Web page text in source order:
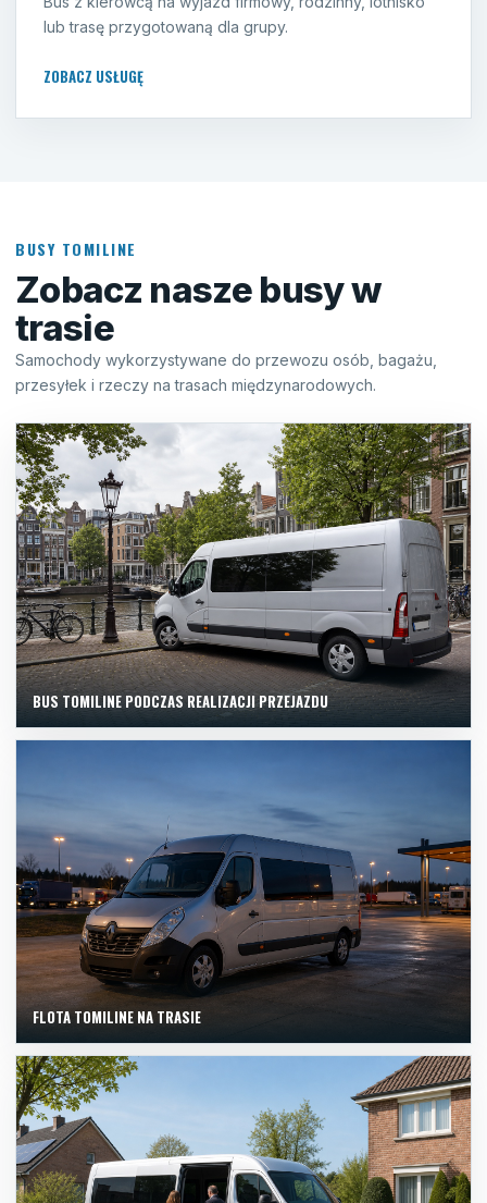
lub trasę przygotowaną dla grupy.
ZOBACZ USŁUGĘ
BUSY TOMILINE
Zobacz nasze busy w
trasie
Samochody wykorzystywane do przewozu osób, bagażu,
przesyłek i rzeczy na trasach międzynarodowych.
BUS TOMILINE PODCZAS REALIZACJI PRZEJAZDU
FLOTA TOMILINE NA TRASIE